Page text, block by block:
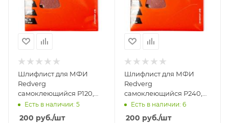
Шлифлист для МФИ
Redverg
самоклеющийся Р120,
93мм (5шт)
Есть в наличии: 5
200 руб./шт
Шлифлист для МФИ
Redverg
самоклеющийся Р240,
93мм (5шт)
Есть в наличии: 6
200 руб./шт